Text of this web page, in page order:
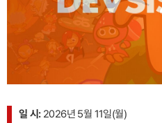
일 시:2026년 5월 11일(월)